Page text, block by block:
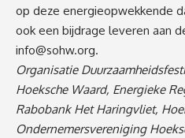
op deze energieopwekkende
ook een bijdrage leveren aan
info@sohw.org.
Organisatie
Hoeksche Waard, Energieke
Rabobank Het Haringvliet,
Ondernemersvereniging